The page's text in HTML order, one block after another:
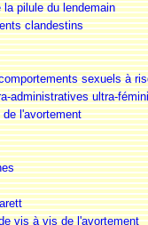
pilule du lendemain
clandestins
sexuels à
administratives ultra-
l'avortement
vis à vis de l'avortement